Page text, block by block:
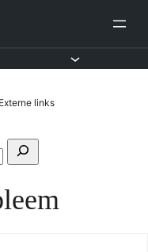
Externe links
Forums